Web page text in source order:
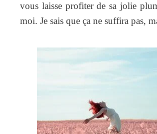
vous laisse profiter de sa jolie
moi. Je sais que ça ne suffira pas,